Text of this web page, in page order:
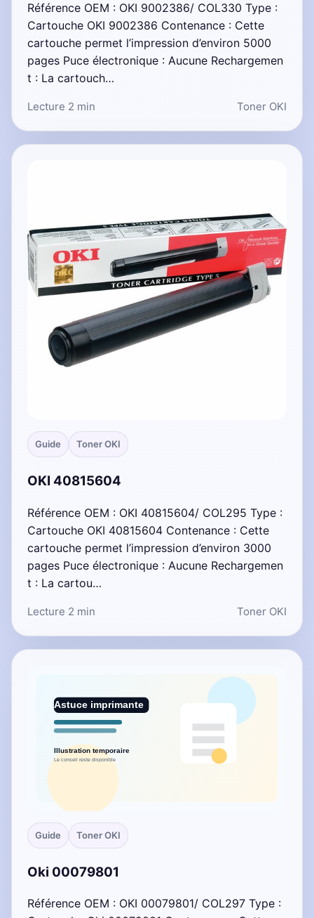
Référence OEM : OKI 9002386/ COL330 Type :
Cartouche OKI 9002386 Contenance : Cette
cartouche permet l’impression d’environ 5000
pages Puce électronique : Aucune Rechargemen
t : La cartouch…
Lecture 2 min Toner OKI
Guide Toner OKI
OKI 40815604
Référence OEM : OKI 40815604/ COL295 Type :
Cartouche OKI 40815604 Contenance : Cette
cartouche permet l’impression d’environ 3000
pages Puce électronique : Aucune Rechargemen
t : La cartou…
Lecture 2 min Toner OKI
Guide Toner OKI
Oki 00079801
Référence OEM : OKI 00079801/ COL297 Type :